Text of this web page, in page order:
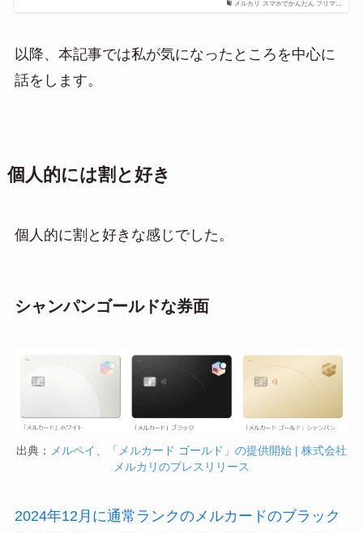
メルカリ スマホでかんたん フリマ…
以降、本記事では私が気になったところを中心に
話をします。
個人的には割と好き
個人的に割と好きな感じでした。
シャンパンゴールドな券面
出典：
メルペイ、「メルカード ゴールド」の提供開始 | 株式会社
メルカリのプレスリリース
2024年12月に通常ランクのメルカードのブラック